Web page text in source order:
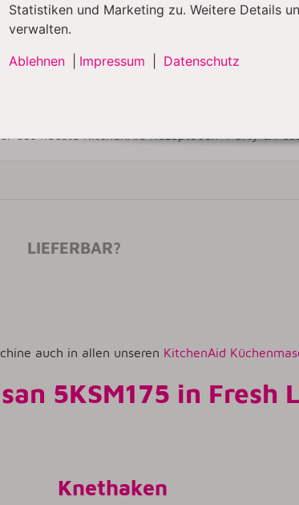
+ Profi-Teigkarte mit Abziehschlitz
nur solange der Vorrat reicht
das neuste KitchenAid Rezeptbuch "Party &
LIEFERBAR?
auch in allen unseren KitchenAid
5KSM175 in Fresh
Knethaken
Statistiken und Marketing zu. Weitere Details
verwalten.
Ablehnen
Impressum
Datenschutz